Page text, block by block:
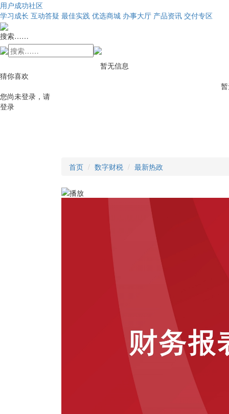
用户成功社区
学习成长 互动答疑 最佳实践 优选商城 办事大厅 产品资讯 交付专区
搜索……
暂无信息
猜你喜欢
您尚未登录，请
登录
首页 数字财税 最新热政